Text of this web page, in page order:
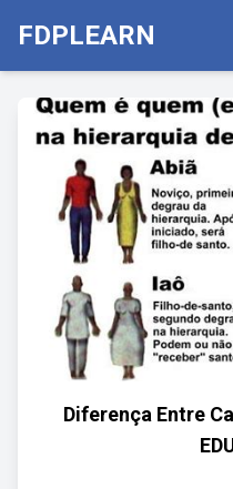
FDPLEARN
Diferença Entre